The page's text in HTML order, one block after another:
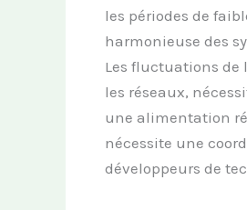
les périodes de
harmonieuse des
Les fluctuations de
les réseaux,
une alimentation
nécessite une
développeurs de